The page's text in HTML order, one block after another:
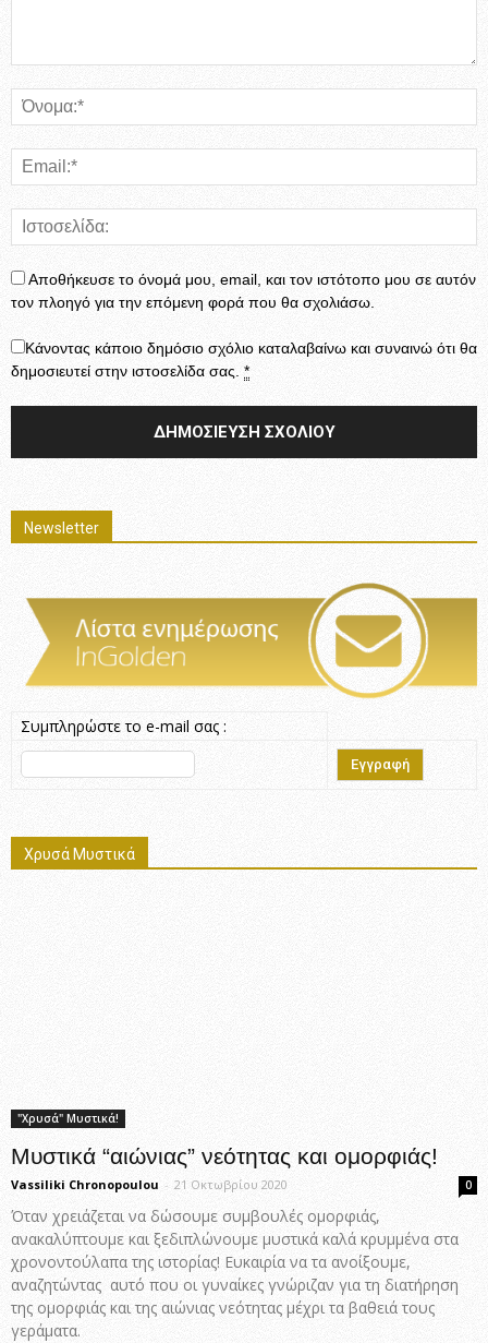
Αποθήκευσε το όνομά μου, email, και τον ιστότοπο μου σε αυτόν
τον πλοηγό για την επόμενη φορά που θα σχολιάσω.
Κάνοντας κάποιο δημόσιο σχόλιο καταλαβαίνω και συναινώ ότι θα
δημοσιευτεί στην ιστοσελίδα σας. *
Newsletter
Συμπληρώστε το e-mail σας :
Χρυσά Μυστικά
"Χρυσά" Μυστικά!
Μυστικά “αιώνιας” νεότητας και ομορφιάς!
Vassiliki Chronopoulou - 21 Οκτωβρίου 2020 0
Όταν χρειάζεται να δώσουμε συμβουλές ομορφιάς,
ανακαλύπτουμε και ξεδιπλώνουμε μυστικά καλά κρυμμένα στα
χρονοντούλαπα της ιστορίας! Ευκαιρία να τα ανοίξουμε,
αναζητώντας αυτό που οι γυναίκες γνώριζαν για τη διατήρηση
της ομορφιάς και της αιώνιας νεότητας μέχρι τα βαθειά τους
γεράματα.